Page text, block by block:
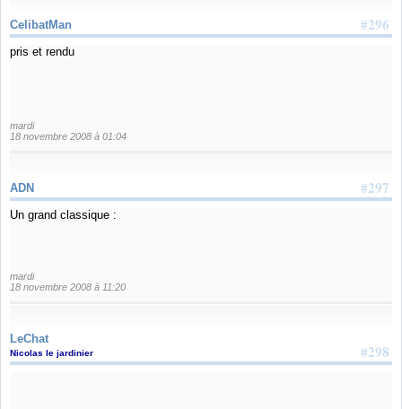
#296
CelibatMan
pris et rendu
mardi
18 novembre 2008 à 01:04
#297
ADN
Un grand classique :
mardi
18 novembre 2008 à 11:20
LeChat
#298
Nicolas le jardinier